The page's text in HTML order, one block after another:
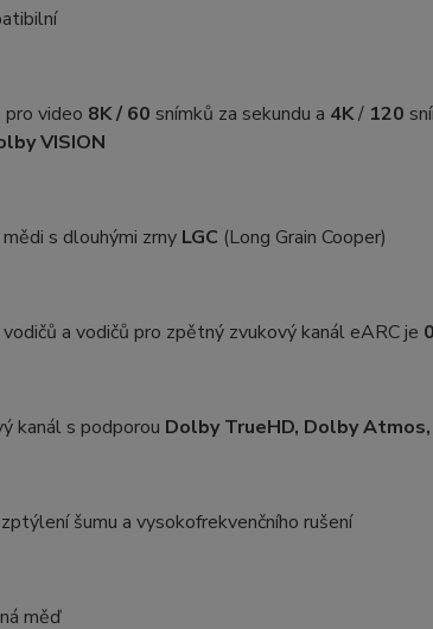
pro video 8K / 60 snímků za sekundu a 4K/ 120
VISION
mědi s dlouhými zrny LGC (Long Grain Cooper)
a vodičů pro zpětný zvukový kanál eARC je
kanál s podporou Dolby TrueHD, Dolby
šumu a vysokofrekvenčního rušení
měď